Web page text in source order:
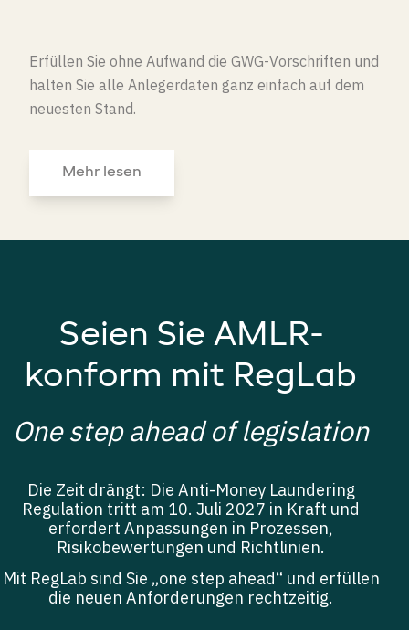
Erfüllen Sie ohne Aufwand die GWG-Vorschriften und
halten Sie alle Anlegerdaten ganz einfach auf dem
neuesten Stand.
Mehr lesen
Seien Sie AMLR-
konform mit RegLab
One step ahead of legislation
Die Zeit drängt: Die Anti-Money Laundering
Regulation tritt am 10. Juli 2027 in Kraft und
erfordert Anpassungen in Prozessen,
Risikobewertungen und Richtlinien.
Mit RegLab sind Sie „one step ahead“ und erfüllen
die neuen Anforderungen rechtzeitig.